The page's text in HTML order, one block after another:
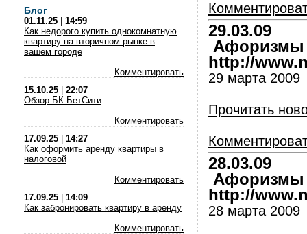
Блог
01.11.25
14:59
Как недорого купить однокомнатную
квартиру на вторичном рынке в
вашем городе
Комментировать
15.10.25
22:07
Обзор БК БетСити
Комментировать
17.09.25
14:27
Как оформить аренду квартиры в
налоговой
Комментировать
17.09.25
14:09
Как забронировать квартиру в аренду
Комментировать
29.03.09
Афоризмы
http://
29 марта 2009
Прочитать
28.03.09
Афоризмы
http://
28 марта 2009